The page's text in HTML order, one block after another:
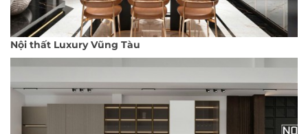
Nội thất Luxury Vũng Tàu